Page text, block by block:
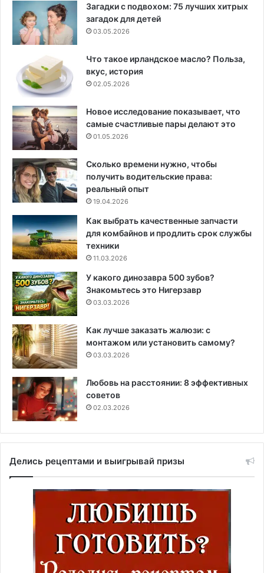
Загадки с подвохом: 75 лучших хитрых
загадок для детей
03.05.2026
Что такое ирландское масло? Польза,
вкус, история
02.05.2026
Новое исследование показывает, что
самые счастливые пары делают это
01.05.2026
Сколько времени нужно, чтобы
получить водительские права:
реальный опыт
19.04.2026
Как выбрать качественные запчасти
для комбайнов и продлить срок службы
техники
11.03.2026
У какого динозавра 500 зубов?
Знакомьтесь это Нигерзавр
03.03.2026
Как лучше заказать жалюзи: с
монтажом или установить самому?
03.03.2026
Любовь на расстоянии: 8 эффективных
советов
02.03.2026
Делись рецептами и выигрывай призы